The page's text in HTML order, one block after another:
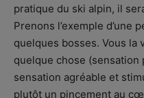
pratique du ski alpin, il
Prenons l’exemple d’une
quelques bosses. Vous la
quelque chose
sensation agréable et
plutôt un pincement au